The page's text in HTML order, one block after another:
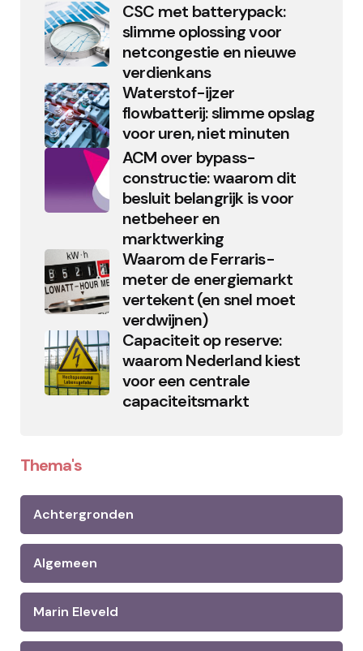
CSC met batterypack:
slimme oplossing voor
netcongestie en nieuwe
verdienkans
Waterstof-ijzer
flowbatterij: slimme opslag
voor uren, niet minuten
ACM over bypass-
constructie: waarom dit
besluit belangrijk is voor
netbeheer en
marktwerking
Waarom de Ferraris-
meter de energiemarkt
vertekent (en snel moet
verdwijnen)
Capaciteit op reserve:
waarom Nederland kiest
voor een centrale
capaciteitsmarkt
Thema's
Achtergronden
Algemeen
Marin Eleveld